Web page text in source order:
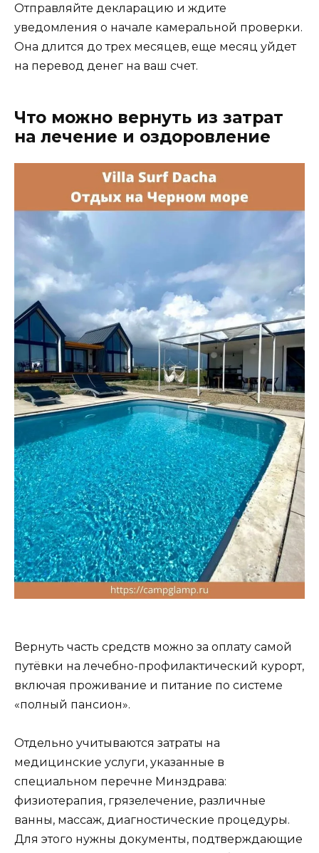
Отправляйте декларацию и ждите
уведомления о начале камеральной проверки.
Она длится до трех месяцев, еще месяц уйдет
на перевод денег на ваш счет.
Что можно вернуть из затрат
на лечение и оздоровление
Вернуть часть средств можно за оплату самой
путёвки на лечебно-профилактический курорт,
включая проживание и питание по системе
«полный пансион».
Отдельно учитываются затраты на
медицинские услуги, указанные в
специальном перечне Минздрава:
физиотерапия, грязелечение, различные
ванны, массаж, диагностические процедуры.
Для этого нужны документы, подтверждающие